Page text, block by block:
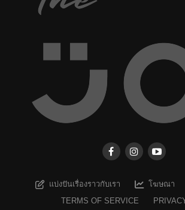
แบ่งปันเรื่องราวกับเรา โฆษณา
TERMS OF SERVICE